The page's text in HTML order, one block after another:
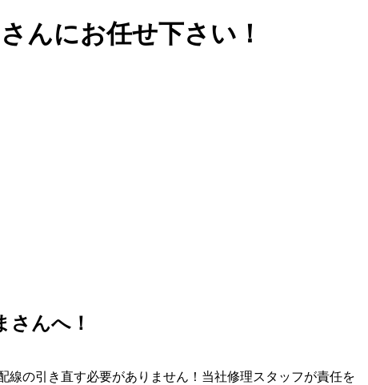
んにお任せ下さい！
さんへ！
の引き直す必要がありません！当社修理スタッフが責任を